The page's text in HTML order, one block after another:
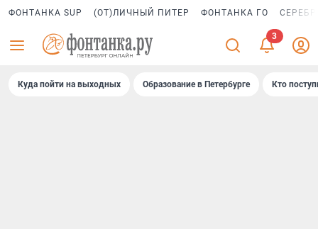
ФОНТАНКА SUP (ОТ)ЛИЧНЫЙ ПИТЕР ФОНТАНКА ГО
Куда пойти на выходных Образование в Петербурге Кто